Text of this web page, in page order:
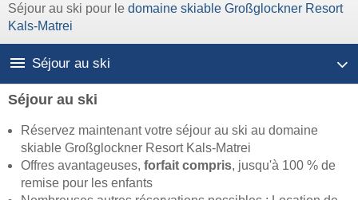
Séjour au ski pour le domaine skiable Großglockner Resort
Kals-Matrei
Séjour au ski
Séjour au ski
Réservez maintenant votre séjour au ski au domaine
skiable Großglockner Resort Kals-Matrei
Offres avantageuses, forfait compris, jusqu'à 100 % de
remise pour les enfants